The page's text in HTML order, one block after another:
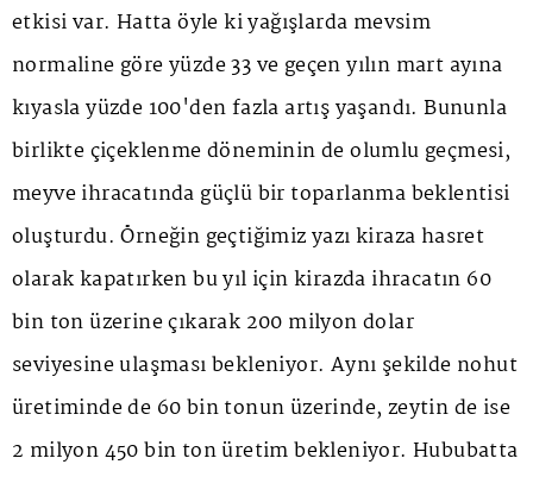
etkisi var. Hatta öyle ki yağışlarda mevsim
normaline göre yüzde 33 ve geçen yılın mart ayına
kıyasla yüzde 100'den fazla artış yaşandı. Bununla
birlikte çiçeklenme döneminin de olumlu geçmesi,
meyve ihracatında güçlü bir toparlanma beklentisi
oluşturdu. Örneğin geçtiğimiz yazı kiraza hasret
olarak kapatırken bu yıl için kirazda ihracatın 60
bin ton üzerine çıkarak 200 milyon dolar
seviyesine ulaşması bekleniyor. Aynı şekilde nohut
üretiminde de 60 bin tonun üzerinde, zeytin de ise
2 milyon 450 bin ton üretim bekleniyor. Hububatta